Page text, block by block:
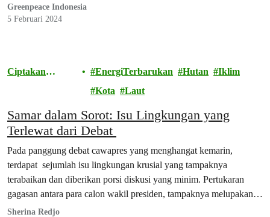
Greenpeace Indonesia
5 Februari 2024
Ciptakan
EnergiTerbarukan Hutan
Iklim
Kota
Laut
Samar dalam Sorot: Isu Lingkungan yang
Terlewat dari Debat
Pada panggung debat cawapres yang menghangat kemarin,
terdapat sejumlah isu lingkungan krusial yang tampaknya
terabaikan dan diberikan porsi diskusi yang minim. Pertukaran
gagasan antara para calon wakil presiden, tampaknya melupakan
beberapa elemen penting terkait keberlanjutan dan keberagaman
Sherina Redjo